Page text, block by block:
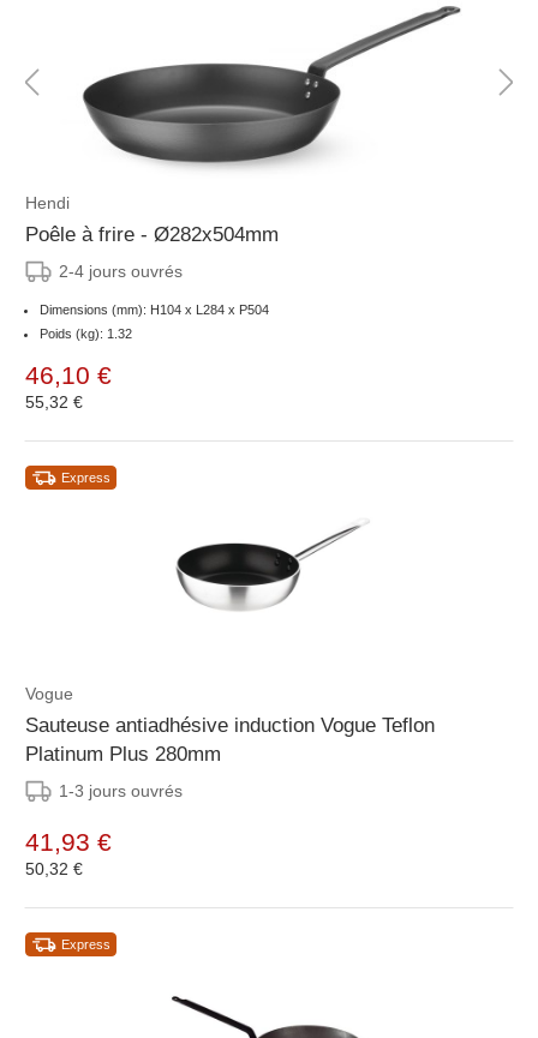
Hendi
Poêle à frire - Ø282x504mm
2-4 jours ouvrés
Dimensions (mm): H104 x L284 x P504
Poids (kg): 1.32
46,10 €
55,32 €
Express
Vogue
Sauteuse antiadhésive induction Vogue Teflon
Platinum Plus 280mm
1-3 jours ouvrés
41,93 €
50,32 €
Express